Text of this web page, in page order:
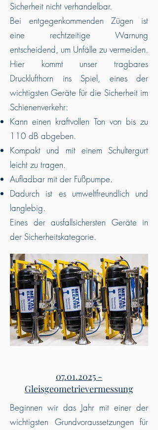
Sicherheit nicht verhandelbar.
Bei entgegenkommenden Zügen ist
eine rechtzeitige Warnung
entscheidend, um Unfälle zu vermeiden.
Hier kommt unser tragbares
Drucklufthorn ins Spiel, eines der
wichtigsten Geräte für die Sicherheit im
Schienenverkehr:
Kann einen kraftvollen Ton von bis zu
110 dB abgeben.
Kompakt und mit einem Schultergurt
leicht zu tragen.
Aufladbar mit der Fußpumpe.
Dadurch ist es umweltfreundlich und
langlebig.
Eines der ausfallsichersten Geräte in
der Sicherheitskategorie.
07.01.2025 -
Gleisgeometrievermessung
Beginnen wir das Jahr mit einer der
wichtigsten Grundvoraussetzungen für